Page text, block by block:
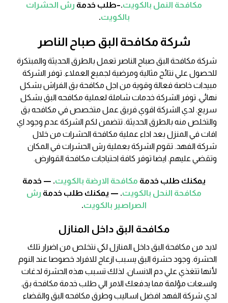
مكافحة النمل بالكويت.–طلب خدمة رش الحشرات
بالكويت.
شركة مكافحة البق صباح الناصر
شركة مكافحة البق صباح الناصر تعمل بالطرق الحديثة والمبتكرة
للحصول علي نتائج مثالية ومرضية لجميع العملاء. توفر الشركة
مبيدات خاصة فعالة وقوية من اجل مكافحة بق الفراش بشكل
نهائي. توفر الشركة خدمات شاملة لعملية مكافحه البق بشكل
سريع. لدي الشركة اقوي فريق عمل متخصص في مكافحه بق
والتخلص منه بالطرق الحديثة. تتضمن لكم الشركة عدم وجود اي
افات في المنزل بعد اداء عملية مكافحة الحشرات من خلال
شركة الفهد. تقوم الشركة بعملية رش الحشرات في المكان
وتقضي عليهم. ايضا توفر كافة احتياجات مكافحة القوارض.
يمكنك طلب خدمة مكافحة الارضة بالكويت. — خدمة
مكافحة النحل بالكويت. — يمكنك طلب خدمة رش
الصراصير بالكويت.
مكافحة البق داخل المنازل
لابد من مكافحة البق داخل المنازل لكي نتخلص من اضرار تلك
الحشرة. وجود حشرة البق يسبب ازعاج للافراد خصوصا عند النوم
لأنها تتغذي علي دم الانسان. لذلك تسبب هذه الحشرة لدغات
ولسعات مؤلمة مما يدفعك الامر الي طلب خدمة مكافحة بق.
لدي شركة الفهد افضل اساليب وطرق مكافحه البق والقضاء